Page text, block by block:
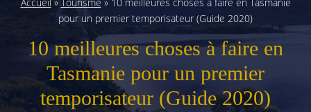
pour un premier temporisateur (Guide 2020)
10 meilleures choses à faire en
Tasmanie pour un premier
temporisateur (Guide 2020)